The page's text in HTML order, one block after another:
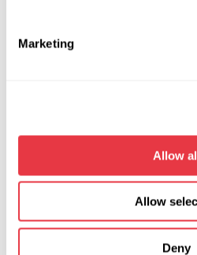
Marketing
Allow
Allow
Deny
NOTICIAS